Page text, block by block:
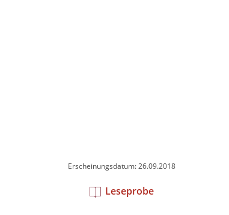
Erscheinungsdatum: 26.09.2018
Leseprobe